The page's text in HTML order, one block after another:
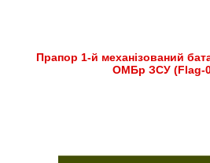
Прапор 1-й механізований
ОМБр ЗСУ (Flag-